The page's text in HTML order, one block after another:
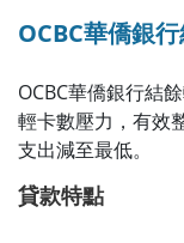
OCBC華僑銀
OCBC華僑銀行結
輕卡數壓力，有效
支出減至最低。
貸款特點